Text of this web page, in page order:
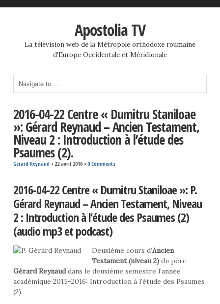
Apostolia TV
La télévision web de la Métropole orthodoxe roumaine
d'Europe Occidentale et Méridionale
2016-04-22 Centre « Dumitru Staniloae
»: Gérard Reynaud – Ancien Testament,
Niveau 2 : Introduction à l’étude des
Psaumes (2).
Gérard Reynaud • 22 avril 2016 • 0 Comments
2016-04-22 Centre « Dumitru Staniloae »: P.
Gérard Reynaud – Ancien Testament, Niveau
2 : Introduction à l’étude des Psaumes (2)
(audio mp3 et podcast)
Deuxième cours d’Ancien
Testament (niveau 2)du père
Gérard Reynauddans le deuxième semestre l’année
académique 2015-2016: Introduction à l’étude des Psaumes
(2).